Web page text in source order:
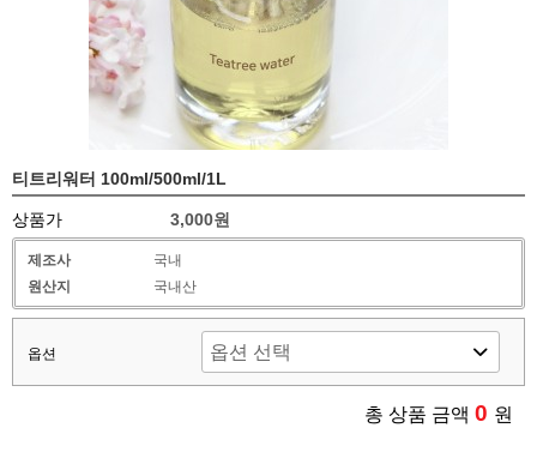
티트리워터 100ml/500ml/1L
상품가 3,000원
제조사
국내
원산지
국내산
옵션
총 상품 금액 0 원